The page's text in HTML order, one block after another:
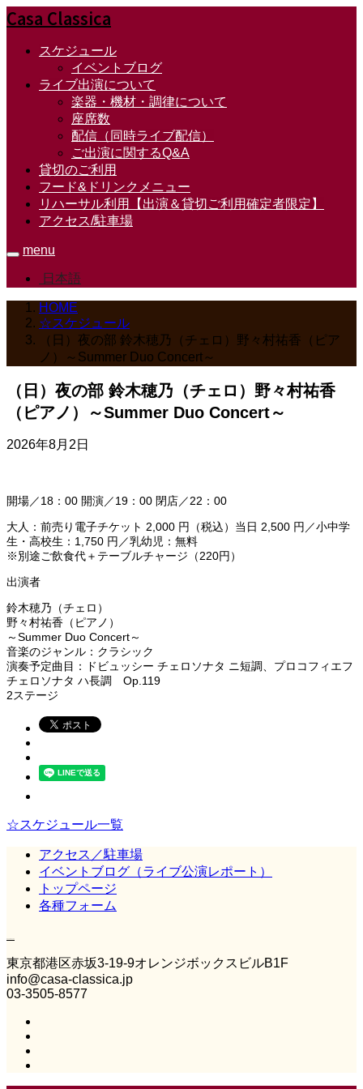
Casa Classica
スケジュール
イベントブログ
ライブ出演について
楽器・機材・調律について
座席数
配信（同時ライブ配信）
ご出演に関するQ&A
貸切のご利用
フード&ドリンクメニュー
リハーサル利用【出演＆貸切ご利用確定者限定】
アクセス/駐車場
menu
日本語
HOME
☆スケジュール
（日）夜の部 鈴木穂乃（チェロ）野々村祐香（ピア
ノ）～Summer Duo Concert～
（日）夜の部 鈴木穂乃（チェロ）野々村祐香
（ピアノ）～Summer Duo Concert～
2026年8月2日
開場／18：00 開演／19：00 閉店／22：00
大人：前売り電子チケット 2,000 円（税込）当日 2,500 円／小中学
生・高校生：1,750 円／乳幼児：無料
※別途ご飲食代＋テーブルチャージ（220円）
出演者
鈴木穂乃（チェロ）
野々村祐香（ピアノ）
～Summer Duo Concert～
音楽のジャンル：クラシック
演奏予定曲目：ドビュッシー チェロソナタ ニ短調、プロコフィエフ
チェロソナタ ハ長調 Op.119
2ステージ
☆スケジュール一覧
アクセス／駐車場
イベントブログ（ライブ公演レポート）
トップページ
各種フォーム
東京都港区赤坂3‐19‐9オレンジボックスビルB1F
info@casa-classica.jp
03-3505-8577